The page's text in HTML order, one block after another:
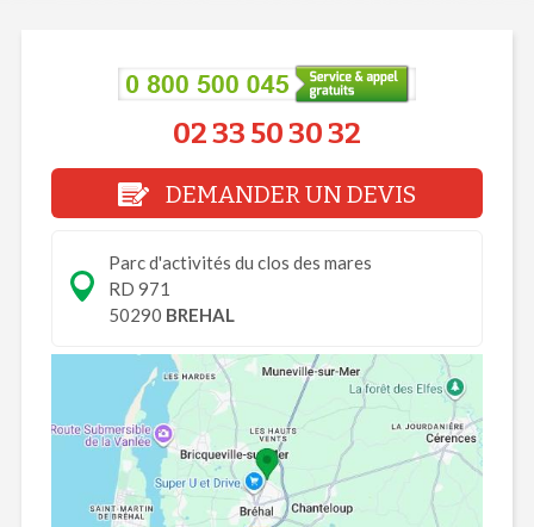
02 33 50 30 32
DEMANDER UN DEVIS
Parc d'activités du clos des mares
RD 971
50290 BREHAL